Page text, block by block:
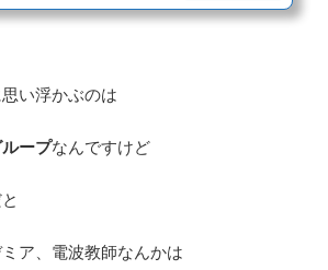
い浮かぶのは
ープなんですけど
ア、電波教師なんかは